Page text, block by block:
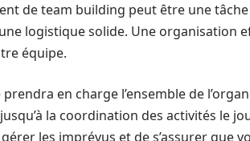
de team building peut être une
logistique solide. Une organisation
équipe.
en charge l’ensemble de
la coordination des activités le
les imprévus et de s’assurer que